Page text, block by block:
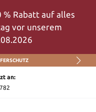
% Rabatt auf alles
vor unserem
an: